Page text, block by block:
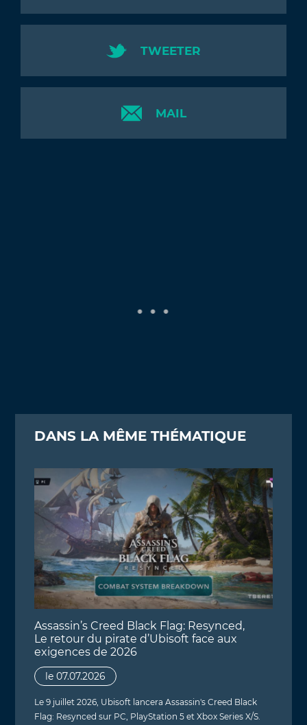
TWEETER
MAIL
DANS LA MÊME THÉMATIQUE
Assassin’s Creed Black Flag: Resynced,
Le retour du pirate d’Ubisoft face aux
exigences de 2026
le 07.07.2026
Le 9 juillet 2026, Ubisoft lancera Assassin's Creed Black
Flag: Resynced sur PC, PlayStation 5 et Xbox Series X/S.